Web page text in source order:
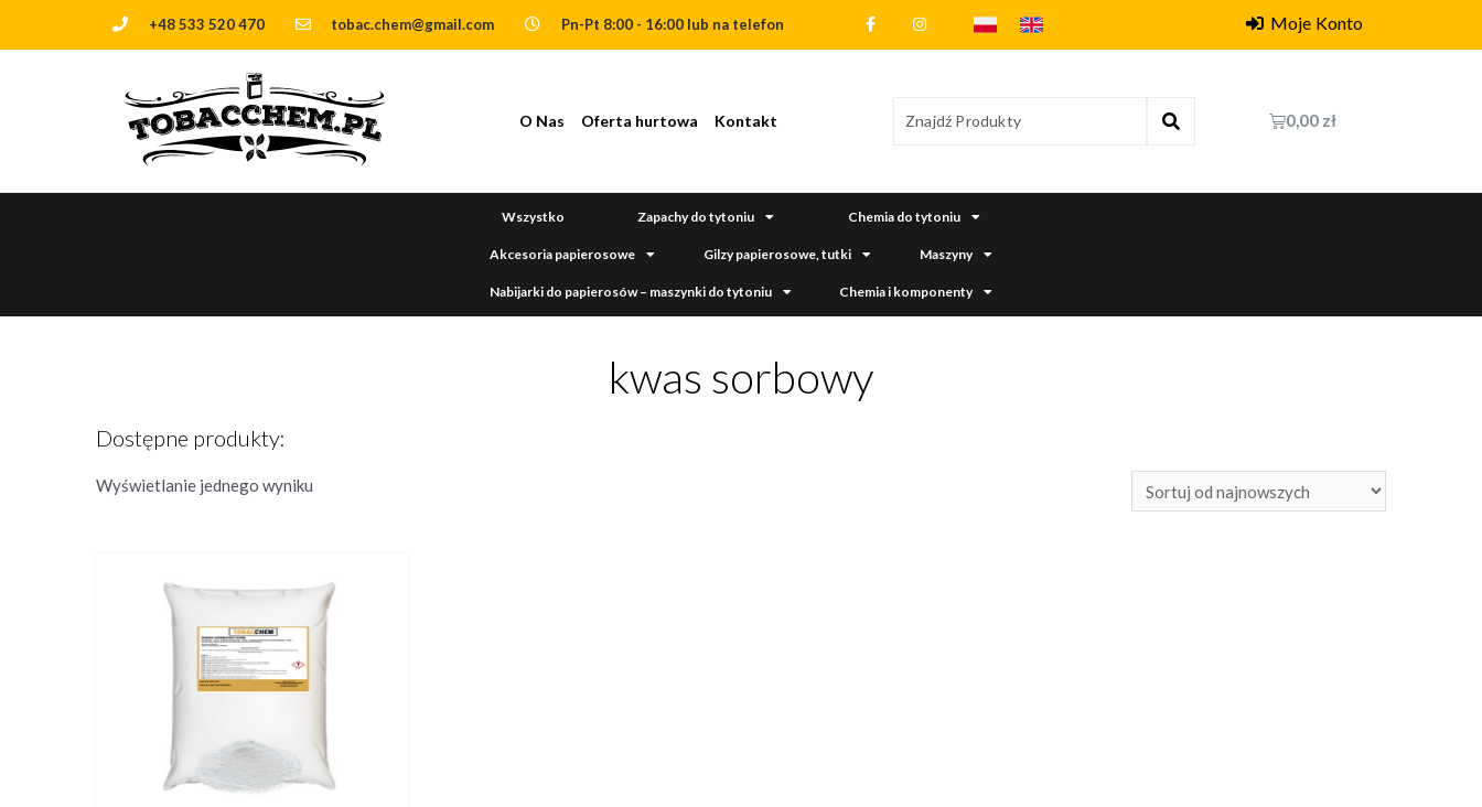
+48 533 520 470 tobac.chem@gmail.com Pn-Pt 8:00 - 16:00 lub na telefon Moje Konto
O Nas Oferta hurtowa Kontakt 0,00 zł
Wszystko Zapachy do tytoniu Chemia do tytoniu
Akcesoria papierosowe Gilzy papierosowe, tutki Maszyny
Nabijarki do papierosów – maszynki do tytoniu Chemia i komponenty
kwas sorbowy
Dostępne produkty:
Wyświetlanie jednego wyniku